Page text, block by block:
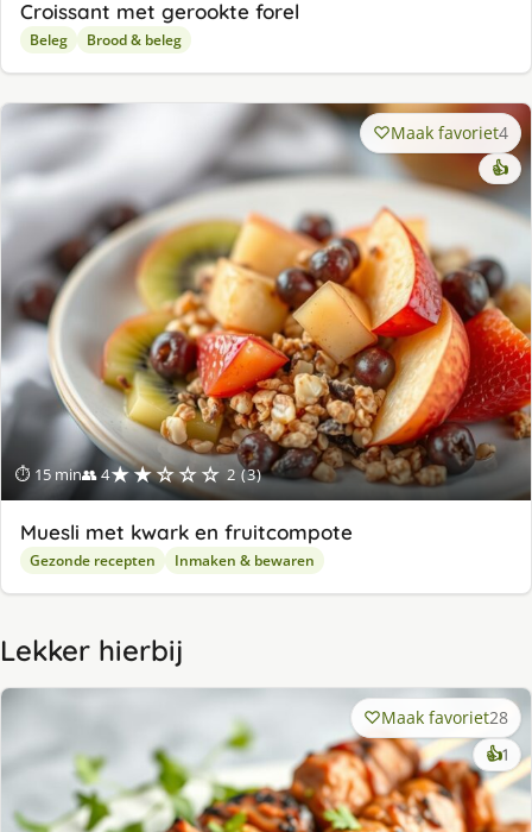
Croissant met gerookte forel
Beleg Brood & beleg
⏱ 15 min👥 4★★☆☆☆ 2 (3)
Maak favoriet4
👍
Muesli met kwark en fruitcompote
Gezonde recepten Inmaken & bewaren
Lekker hierbij
Maak favoriet28
👍1